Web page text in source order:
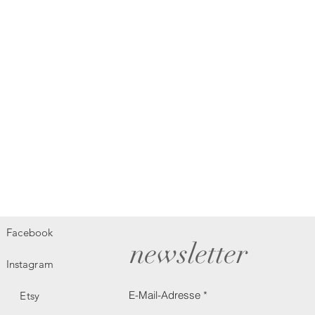
Facebook
Instagram
Etsy
newsletter
E-Mail-Adresse